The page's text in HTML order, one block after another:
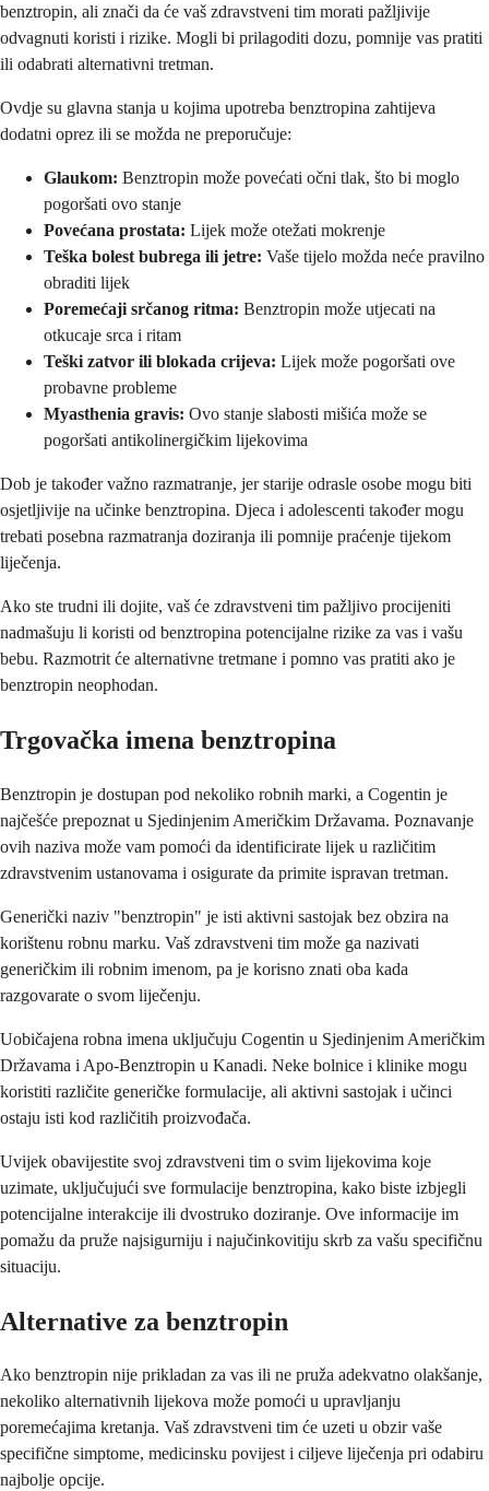
benztropin, ali znači da će vaš zdravstveni tim morati pažljivije
odvagnuti koristi i rizike. Mogli bi prilagoditi dozu, pomnije vas pratiti
ili odabrati alternativni tretman.
Ovdje su glavna stanja u kojima upotreba benztropina zahtijeva
dodatni oprez ili se možda ne preporučuje:
Glaukom: Benztropin može povećati očni tlak, što bi moglo
pogoršati ovo stanje
Povećana prostata: Lijek može otežati mokrenje
Teška bolest bubrega ili jetre: Vaše tijelo možda neće pravilno
obraditi lijek
Poremećaji srčanog ritma: Benztropin može utjecati na
otkucaje srca i ritam
Teški zatvor ili blokada crijeva: Lijek može pogoršati ove
probavne probleme
Myasthenia gravis: Ovo stanje slabosti mišića može se
pogoršati antikolinergičkim lijekovima
Dob je također važno razmatranje, jer starije odrasle osobe mogu biti
osjetljivije na učinke benztropina. Djeca i adolescenti također mogu
trebati posebna razmatranja doziranja ili pomnije praćenje tijekom
liječenja.
Ako ste trudni ili dojite, vaš će zdravstveni tim pažljivo procijeniti
nadmašuju li koristi od benztropina potencijalne rizike za vas i vašu
bebu. Razmotrit će alternativne tretmane i pomno vas pratiti ako je
benztropin neophodan.
Trgovačka imena benztropina
Benztropin je dostupan pod nekoliko robnih marki, a Cogentin je
najčešće prepoznat u Sjedinjenim Američkim Državama. Poznavanje
ovih naziva može vam pomoći da identificirate lijek u različitim
zdravstvenim ustanovama i osigurate da primite ispravan tretman.
Generički naziv "benztropin" je isti aktivni sastojak bez obzira na
korištenu robnu marku. Vaš zdravstveni tim može ga nazivati
generičkim ili robnim imenom, pa je korisno znati oba kada
razgovarate o svom liječenju.
Uobičajena robna imena uključuju Cogentin u Sjedinjenim Američkim
Državama i Apo-Benztropin u Kanadi. Neke bolnice i klinike mogu
koristiti različite generičke formulacije, ali aktivni sastojak i učinci
ostaju isti kod različitih proizvođača.
Uvijek obavijestite svoj zdravstveni tim o svim lijekovima koje
uzimate, uključujući sve formulacije benztropina, kako biste izbjegli
potencijalne interakcije ili dvostruko doziranje. Ove informacije im
pomažu da pruže najsigurniju i najučinkovitiju skrb za vašu specifičnu
situaciju.
Alternative za benztropin
Ako benztropin nije prikladan za vas ili ne pruža adekvatno olakšanje,
nekoliko alternativnih lijekova može pomoći u upravljanju
poremećajima kretanja. Vaš zdravstveni tim će uzeti u obzir vaše
specifične simptome, medicinsku povijest i ciljeve liječenja pri odabiru
najbolje opcije.